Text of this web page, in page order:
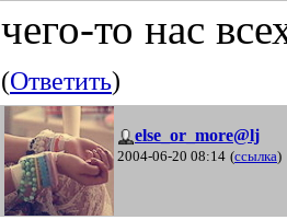
чего-то нас
(Ответить)
else_or_more@lj
2004-06-20 08:14 (ссылка)